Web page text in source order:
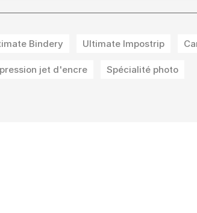
Bindery Ultimate Impostrip
jet d'encre Spécialité photo